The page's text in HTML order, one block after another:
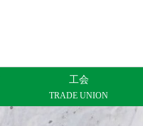
工会
TRADE UNION